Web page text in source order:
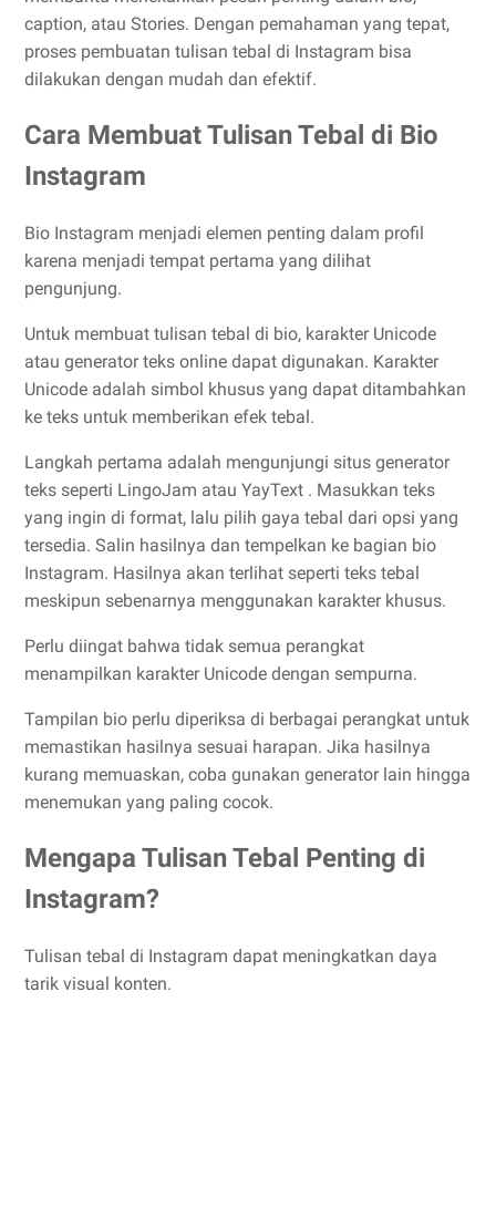
caption, atau Stories. Dengan pemahaman yang tepat,
proses pembuatan tulisan tebal di Instagram bisa
dilakukan dengan mudah dan efektif.
Cara Membuat Tulisan Tebal di Bio
Instagram
Bio Instagram menjadi elemen penting dalam profil
karena menjadi tempat pertama yang dilihat
pengunjung.
Untuk membuat tulisan tebal di bio, karakter Unicode
atau generator teks online dapat digunakan. Karakter
Unicode adalah simbol khusus yang dapat ditambahkan
ke teks untuk memberikan efek tebal.
Langkah pertama adalah mengunjungi situs generator
teks seperti LingoJam atau YayText . Masukkan teks
yang ingin di format, lalu pilih gaya tebal dari opsi yang
tersedia. Salin hasilnya dan tempelkan ke bagian bio
Instagram. Hasilnya akan terlihat seperti teks tebal
meskipun sebenarnya menggunakan karakter khusus.
Perlu diingat bahwa tidak semua perangkat
menampilkan karakter Unicode dengan sempurna.
Tampilan bio perlu diperiksa di berbagai perangkat untuk
memastikan hasilnya sesuai harapan. Jika hasilnya
kurang memuaskan, coba gunakan generator lain hingga
menemukan yang paling cocok.
Mengapa Tulisan Tebal Penting di
Instagram?
Tulisan tebal di Instagram dapat meningkatkan daya
tarik visual konten.